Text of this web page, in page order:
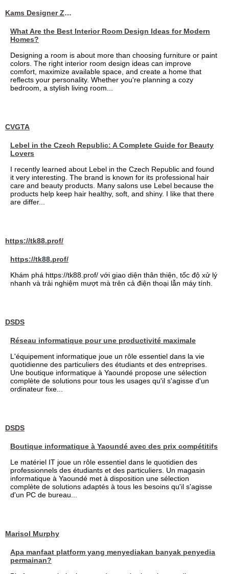
Kams Designer Zone
What Are the Best Interior Room Design Ideas for Modern
Homes?
Designing a room is about more than choosing furniture or paint
colors. The right interior room design ideas can improve
comfort, maximize available space, and create a home that
reflects your personality. Whether you're planning a cozy
bedroom, a stylish living room...
CVGTA
Lebel in the Czech Republic: A Complete Guide for Beauty
Lovers
I recently learned about Lebel in the Czech Republic and found
it very interesting. The brand is known for its professional hair
care and beauty products. Many salons use Lebel because the
products help keep hair healthy, soft, and shiny. I like that there
are differ...
https://tk88.prof/
https://tk88.prof/
Khám phá https://tk88.prof/ với giao diện thân thiện, tốc độ xử lý
nhanh và trải nghiệm mượt mà trên cả điện thoại lẫn máy tính.
DSDS
Réseau informatique pour une productivité maximale
L'équipement informatique joue un rôle essentiel dans la vie
quotidienne des particuliers des étudiants et des entreprises.
Une boutique informatique à Yaoundé propose une sélection
complète de solutions pour tous les usages qu'il s'agisse d'un
ordinateur fixe...
DSDS
Boutique informatique à Yaoundé avec des prix compétitifs
Le matériel IT joue un rôle essentiel dans le quotidien des
professionnels des étudiants et des particuliers. Un magasin
informatique à Yaoundé met à disposition une sélection
complète de solutions adaptés à tous les besoins qu'il s'agisse
d'un PC de bureau...
Marisol Murphy
Apa manfaat platform yang menyediakan banyak penyedia
permainan?